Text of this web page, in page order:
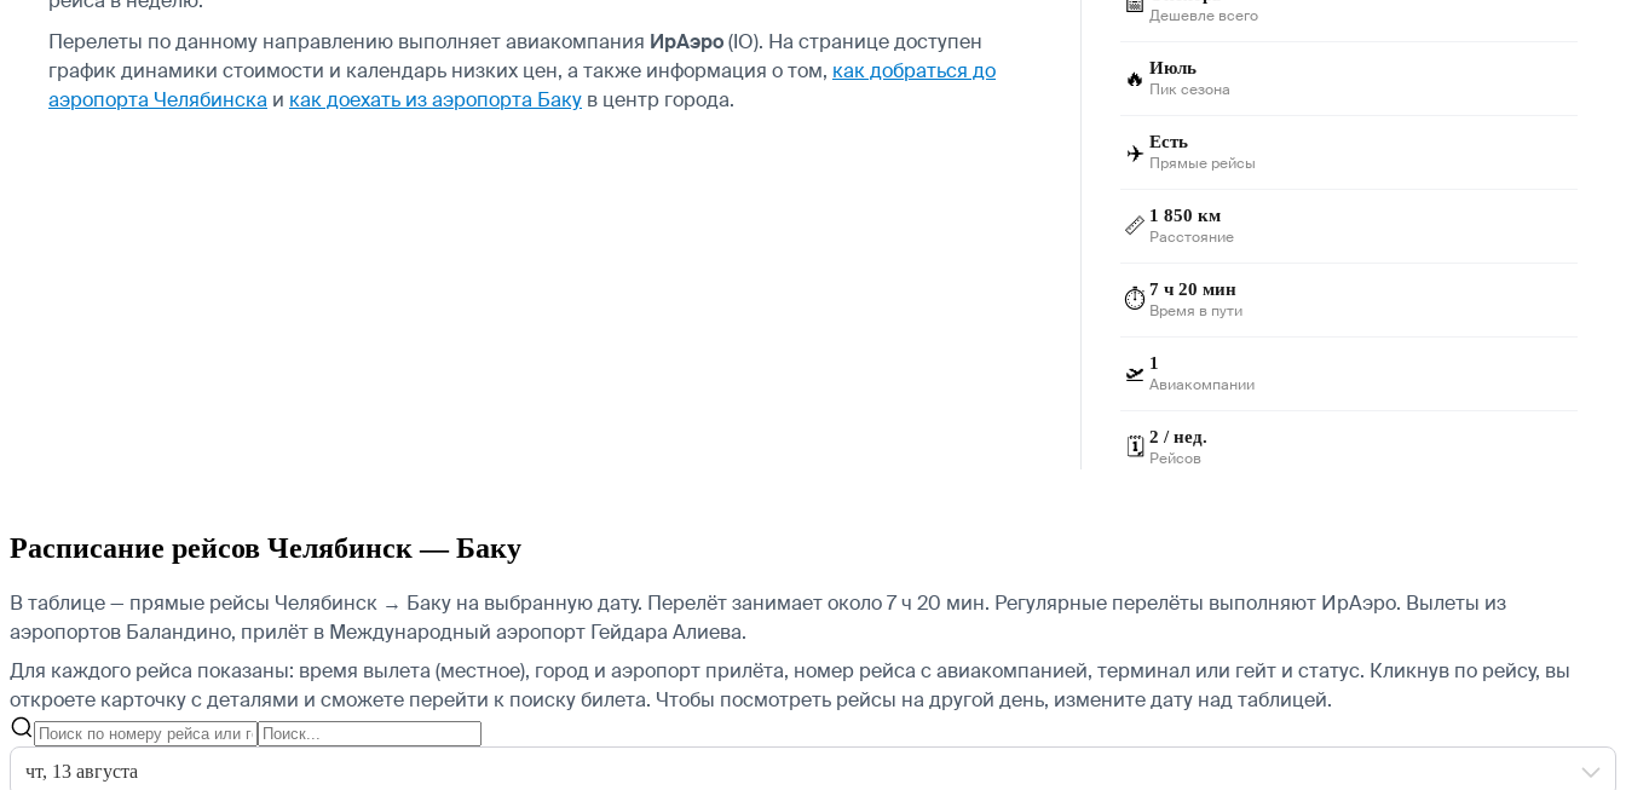
Перелеты по данному направлению выполняет авиакомпания ИрАэро(IO). На странице доступен
график динамики стоимости и календарь низких цен, а также информация о том, как добраться до
аэропорта Челябинска и как доехать из аэропорта Баку в центр города.
Дешевле всего
🔥 Июль
Пик сезона
✈️ Есть
Прямые рейсы
📏 1 850 км
Расстояние
⏱️ 7 ч 20 мин
Время в пути
🛫 1
Авиакомпании
🗓️ 2 / нед.
Рейсов
Расписание рейсов Челябинск — Баку
В таблице — прямые рейсы Челябинск → Баку на выбранную дату. Перелёт занимает около 7 ч 20 мин. Регулярные перелёты выполняют ИрАэро. Вылеты из
аэропортов Баландино, прилёт в Международный аэропорт Гейдара Алиева.
Для каждого рейса показаны: время вылета (местное), город и аэропорт прилёта, номер рейса с авиакомпанией, терминал или гейт и статус. Кликнув по рейсу, вы
откроете карточку с деталями и сможете перейти к поиску билета. Чтобы посмотреть рейсы на другой день, измените дату над таблицей.
чт, 13 августа